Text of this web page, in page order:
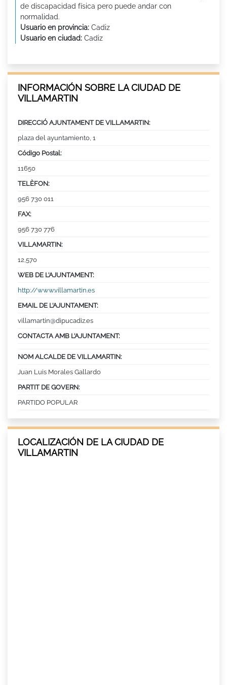
de discapacidad física pero puede andar con
normalidad.
Usuario en provincia: Cadiz
Usuario en ciudad: Cadiz
INFORMACIÓN SOBRE LA CIUDAD DE
VILLAMARTIN
DIRECCIÓ AJUNTAMENT DE VILLAMARTIN:
plaza del ayuntamiento, 1
Código Postal:
11650
TELÈFON:
956 730 011
FAX:
956 730 776
VILLAMARTIN:
12,570
WEB DE L’AJUNTAMENT:
http://www.villamartin.es
EMAIL DE L’AJUNTAMENT:
villamartin@dipucadiz.es
CONTACTA AMB L’AJUNTAMENT:
NOM ALCALDE DE VILLAMARTIN:
Juan Luis Morales Gallardo
PARTIT DE GOVERN:
PARTIDO POPULAR
LOCALIZACIÓN DE LA CIUDAD DE
VILLAMARTIN